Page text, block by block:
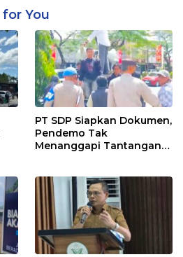
You
PT SDP Siapkan Dokumen,
Pendemo Tak
Menanggapi Tantangan